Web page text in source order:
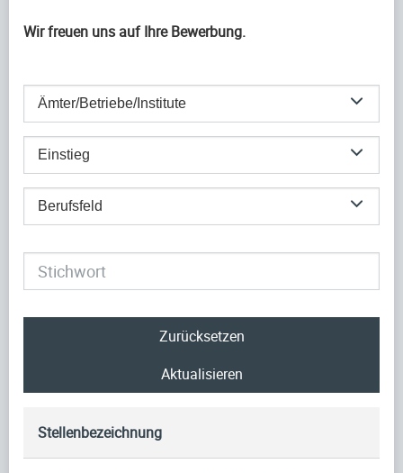
Wir freuen uns auf Ihre Bewerbung.
Ämter/Betriebe/Institute
Einstieg
Berufsfeld
Zurücksetzen
Aktualisieren
Stellenbezeichnung